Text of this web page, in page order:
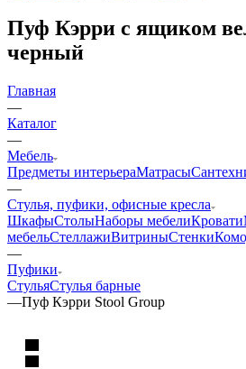
Пуф Кэрри с ящиком
черный
Главная
—
Каталог
—
Мебель
Предметы интерьераМатрасы
—
Стулья, пуфики, офисные кресла
ШкафыСтолыНаборы мебелиКровати
мебельСтеллажиВитриныСтенки
—
Пуфики
СтульяСтулья барные
—Пуф Кэрри Stool Group